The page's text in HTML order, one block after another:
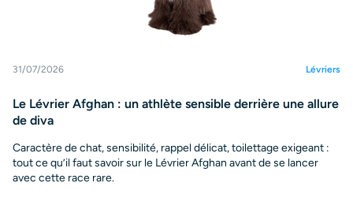
31/07/2026 Lévriers
Le Lévrier Afghan : un athlète sensible derrière une allure
de diva
Caractère de chat, sensibilité, rappel délicat, toilettage exigeant :
tout ce qu’il faut savoir sur le Lévrier Afghan avant de se lancer
avec cette race rare.